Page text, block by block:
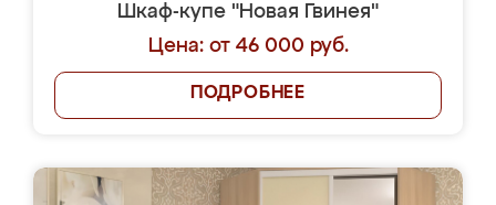
Шкаф-купе "Новая Гвинея"
Цена: от 46 000 руб.
ПОДРОБНЕЕ